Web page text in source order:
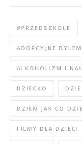
#PRZEDSZKOLE
ADOPCYJNE
ALKOHOLIZM I
DZIECKO
DZIEŃ JAK CO
FILMY DLA DZIECI